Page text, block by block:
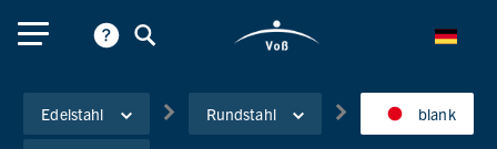
Edelstahl Rundstahl blank